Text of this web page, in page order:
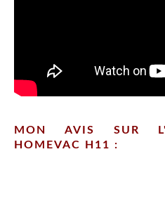
MON AVIS SUR
HOMEVAC H11 :